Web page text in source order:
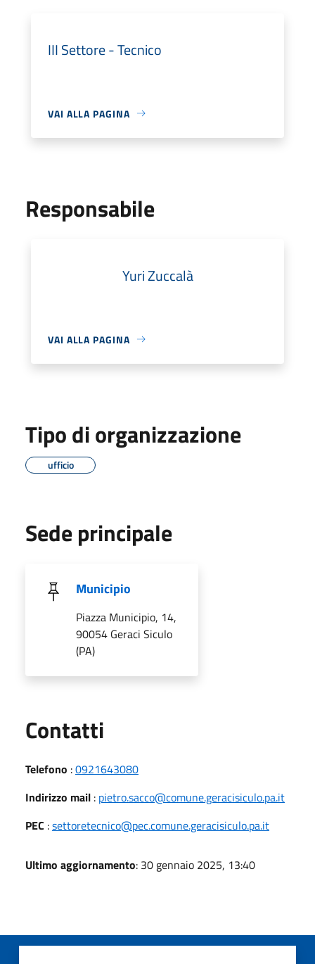
III Settore - Tecnico
VAI ALLA PAGINA
Responsabile
Yuri Zuccalà
VAI ALLA PAGINA
Tipo di organizzazione
ufficio
Sede principale
Municipio
Piazza Municipio, 14,
90054 Geraci Siculo
(PA)
Contatti
Telefono :0921643080
Indirizzo mail : pietro.sacco@comune.geracisiculo.pa.it
PEC :settoretecnico@pec.comune.geracisiculo.pa.it
Ultimo aggiornamento: 30 gennaio 2025, 13:40